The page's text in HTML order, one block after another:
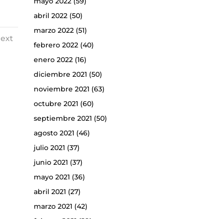
abril 2022(50)
marzo 2022(51)
febrero 2022(40)
enero 2022(16)
diciembre 2021 (50)
noviembre 2021 (63)
octubre 2021 (60)
septiembre 2021 (50)
agosto 2021 (46)
julio 2021 (37)
junio 2021 (37)
mayo 2021 (36)
abril 2021 (27)
marzo 2021 (42)